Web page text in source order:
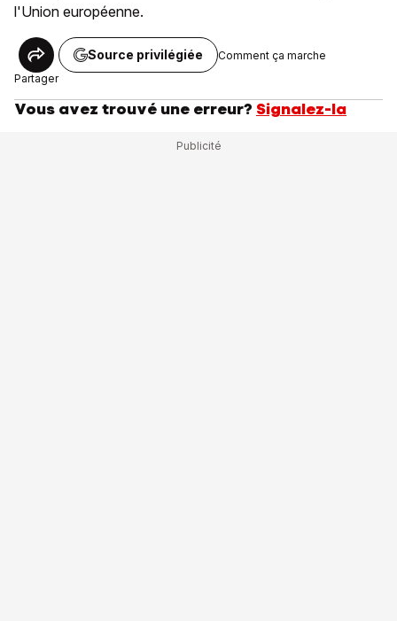
l'Union européenne.
Partager
Source privilégiée Comment ça marche
Vous avez trouvé une erreur? Signalez-la